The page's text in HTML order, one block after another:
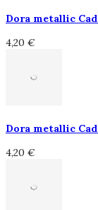
Dora metallic
4,20 €
Dora metallic
4,20 €